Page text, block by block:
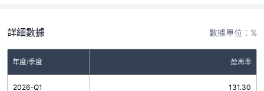
詳細數據 數據單位：%
年度/季度 盈再率
2026-Q1 131.30